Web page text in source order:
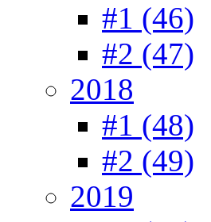
#1 (46)
#2 (47)
2018
#1 (48)
#2 (49)
2019